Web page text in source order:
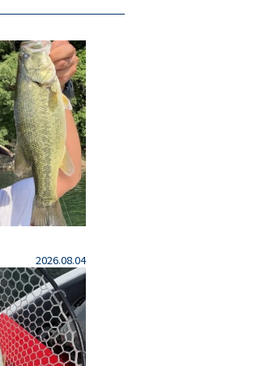
2026.08.04